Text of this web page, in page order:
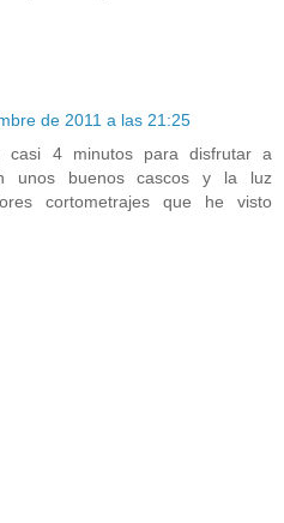
de 2011 a las 21:25
casi 4 minutos para disfrutar a
unos buenos cascos y la luz
cortometrajes que he visto